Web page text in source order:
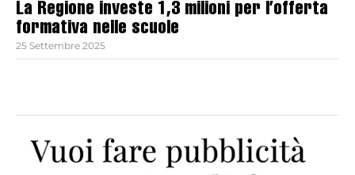
La Regione investe 1,3 milioni per l’offerta
formativa nelle scuole
25 Settembre 2025